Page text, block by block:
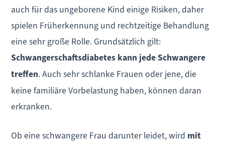
auch für das ungeborene Kind einige Risiken, daher
spielen Früherkennung und rechtzeitige Behandlung
eine sehr große Rolle. Grundsätzlich gilt:
Schwangerschaftsdiabetes kann jede Schwangere
treffen. Auch sehr schlanke Frauen oder jene, die
keine familiäre Vorbelastung haben, können daran
erkranken.
Ob eine schwangere Frau darunter leidet, wird mit